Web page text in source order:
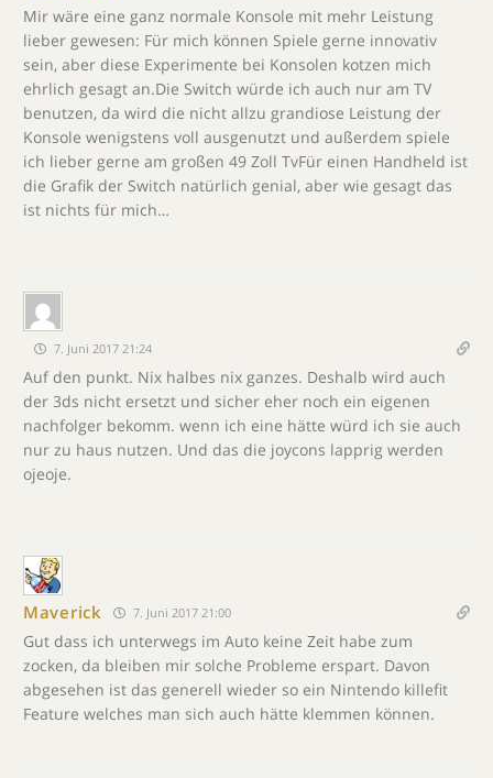
Mir wäre eine ganz normale Konsole mit mehr Leistung
lieber gewesen: Für mich können Spiele gerne innovativ
sein, aber diese Experimente bei Konsolen kotzen mich
ehrlich gesagt an.Die Switch würde ich auch nur am TV
benutzen, da wird die nicht allzu grandiose Leistung der
Konsole wenigstens voll ausgenutzt und außerdem spiele
ich lieber gerne am großen 49 Zoll TvFür einen Handheld ist
die Grafik der Switch natürlich genial, aber wie gesagt das
ist nichts für mich…
7. Juni 2017 21:24
Auf den punkt. Nix halbes nix ganzes. Deshalb wird auch
der 3ds nicht ersetzt und sicher eher noch ein eigenen
nachfolger bekomm. wenn ich eine hätte würd ich sie auch
nur zu haus nutzen. Und das die joycons lapprig werden
ojeoje.
Maverick 7. Juni 2017 21:00
Gut dass ich unterwegs im Auto keine Zeit habe zum
zocken, da bleiben mir solche Probleme erspart. Davon
abgesehen ist das generell wieder so ein Nintendo killefit
Feature welches man sich auch hätte klemmen können.